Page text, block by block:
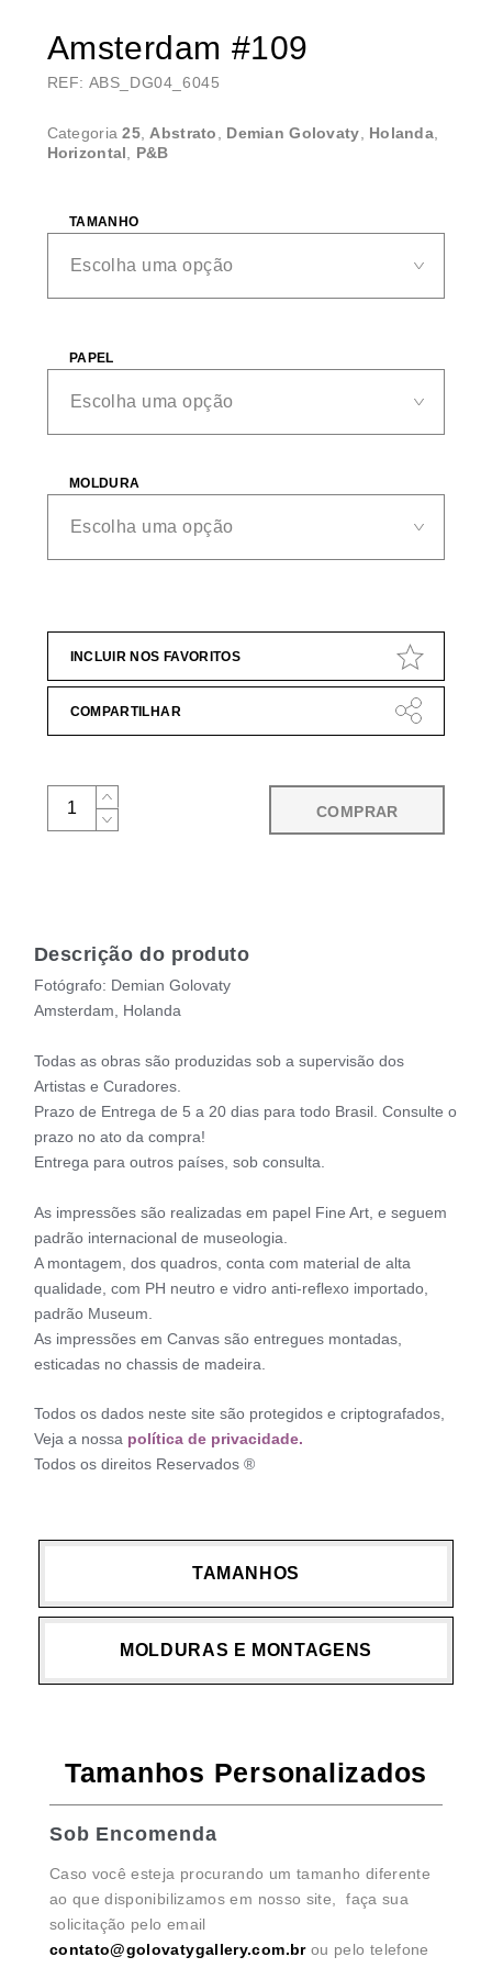
Amsterdam #109
REF: ABS_DG04_6045
Categoria25, Abstrato Demian Golovaty Holanda
Horizontal
P&B
TAMANHO
PAPEL
MOLDURA
INCLUIR NOS FAVORITOS
COMPARTILHAR
COMPRAR
Descrição do produto
Fotógrafo: Demian Golovaty
Amsterdam, Holanda
Todas as obras são produzidas sob a supervisão dos
Artistas e Curadores.
Prazo de Entrega de 5 a 20 dias para todo Brasil. Consulte o
prazo no ato da compra!
Entrega para outros países, sob consulta.
As impressões são realizadas em papel Fine Art, e seguem
padrão internacional de museologia.
A montagem, dos quadros, conta com material de alta
qualidade, com PH neutro e vidro anti-reflexo importado,
padrão Museum.
As impressões em Canvas são entregues montadas,
esticadas no chassis de madeira.
Todos os dados neste site são protegidos e criptografados,
Veja a nossa política de privacidade.
Todos os direitos Reservados ®
TAMANHOS
MOLDURAS E MONTAGENS
Tamanhos Personalizados
Sob Encomenda
Caso você esteja procurando um tamanho diferente
ao que disponibilizamos em nosso site, faça sua
solicitação pelo email
contato@golovatygallery.com.brou pelo telefone